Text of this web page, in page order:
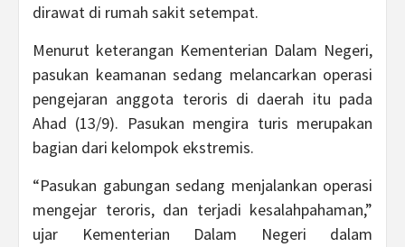
dirawat di rumah sakit setempat.
Menurut keterangan Kementerian Dalam Negeri,
pasukan keamanan sedang melancarkan operasi
pengejaran anggota teroris di daerah itu pada
Ahad (13/9). Pasukan mengira turis merupakan
bagian dari kelompok ekstremis.
“Pasukan gabungan sedang menjalankan operasi
mengejar teroris, dan terjadi kesalahpahaman,”
ujar Kementerian Dalam Negeri dalam